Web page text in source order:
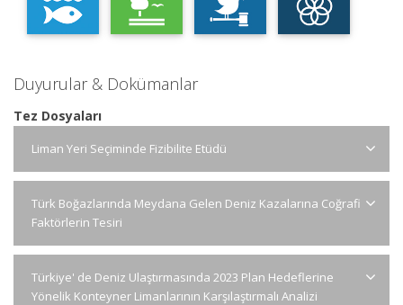
Duyurular & Dokümanlar
Tez Dosyaları
Liman Yeri Seçiminde Fizibilite Etüdü
Türk Boğazlarında Meydana Gelen Deniz Kazalarına Coğrafi
Faktörlerin Tesiri
Türkiye' de Deniz Ulaştırmasında 2023 Plan Hedeflerine
Yönelik Konteyner Limanlarının Karşılaştırmalı Analizi